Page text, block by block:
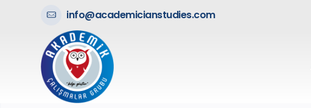
info@academicianstudies.com